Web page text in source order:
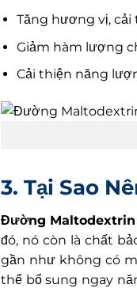
Tăng hương vị,cải
Giảm hàm lượng
Cải thiện năng
3. Tại Sao
Đường Maltodextrin
đó, nó còn là chất
gần như không có
thể bổ sung ngay